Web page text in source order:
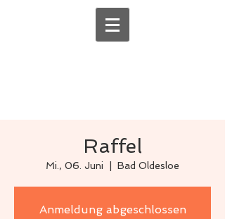
Raffel
Mi., 06. Juni Bad Oldesloe
Anmeldung abgeschlossen